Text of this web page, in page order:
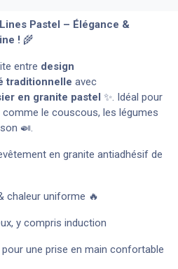
Pastel – Élégance &
! 🌾
entre design
traditionnelle avec
en granite pastel ✨. Idéal pour
le couscous, les légumes
🍛.
en granite antiadhésif de
chaleur uniforme 🔥
y compris induction
une prise en main confortable